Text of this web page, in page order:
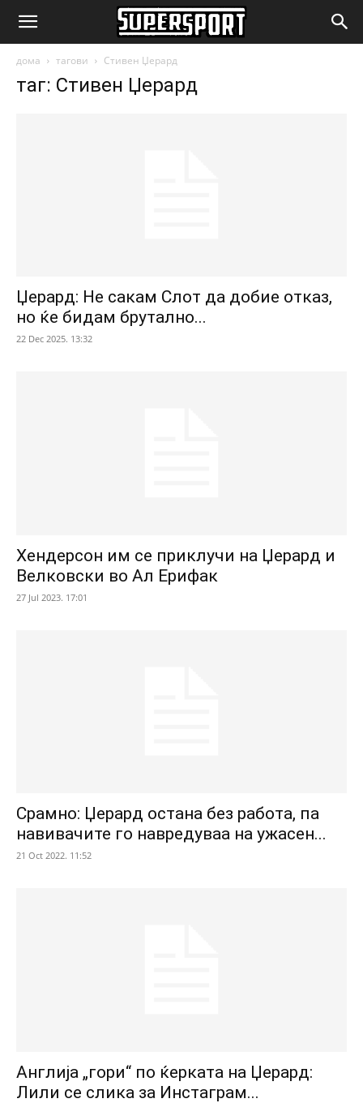
SuperSport.mk
дома тагови Стивен Џерард
таг: Стивен Џерард
Џерард: Не сакам Слот да добие отказ,
но ќе бидам брутално...
22 Dec 2025. 13:32
Хендерсон им се приклучи на Џерард и
Велковски во Ал Ерифак
27 Jul 2023. 17:01
Срамно: Џерард остана без работа, па
навивачите го навредуваа на ужасен...
21 Oct 2022. 11:52
Англија „гори“ по ќерката на Џерард:
Лили се слика за Инстаграм...